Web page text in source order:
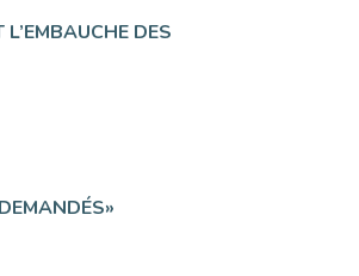
DES